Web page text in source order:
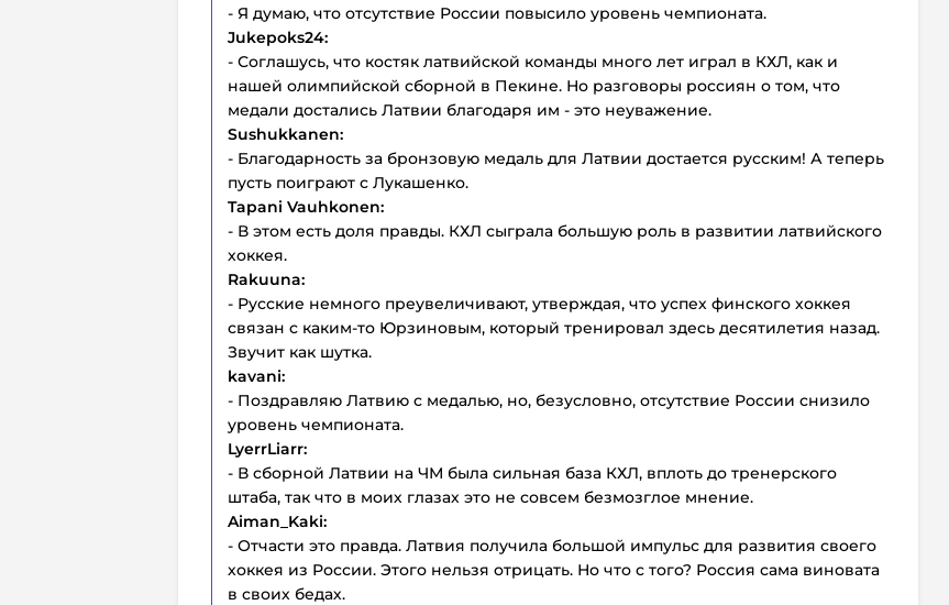
- Я думаю, что отсутствие России повысило уровень чемпионата.
Jukepoks24:
- Соглашусь, что костяк латвийской команды много лет играл в КХЛ, как и
нашей олимпийской сборной в Пекине. Но разговоры россиян о том, что
медали достались Латвии благодаря им - это неуважение.
Sushukkanen:
- Благодарность за бронзовую медаль для Латвии достается русским! А теперь
пусть поиграют с Лукашенко.
Tapani Vauhkonen:
- В этом есть доля правды. КХЛ сыграла большую роль в развитии латвийского
хоккея.
Rakuuna:
- Русские немного преувеличивают, утверждая, что успех финского хоккея
связан с каким-то Юрзиновым, который тренировал здесь десятилетия назад.
Звучит как шутка.
kavani:
- Поздравляю Латвию с медалью, но, безусловно, отсутствие России снизило
уровень чемпионата.
LyerrLiarr:
- В сборной Латвии на ЧМ была сильная база КХЛ, вплоть до тренерского
штаба, так что в моих глазах это не совсем безмозглое мнение.
Aiman_Kaki:
- Отчасти это правда. Латвия получила большой импульс для развития своего
хоккея из России. Этого нельзя отрицать. Но что с того? Россия сама виновата
в своих бедах.